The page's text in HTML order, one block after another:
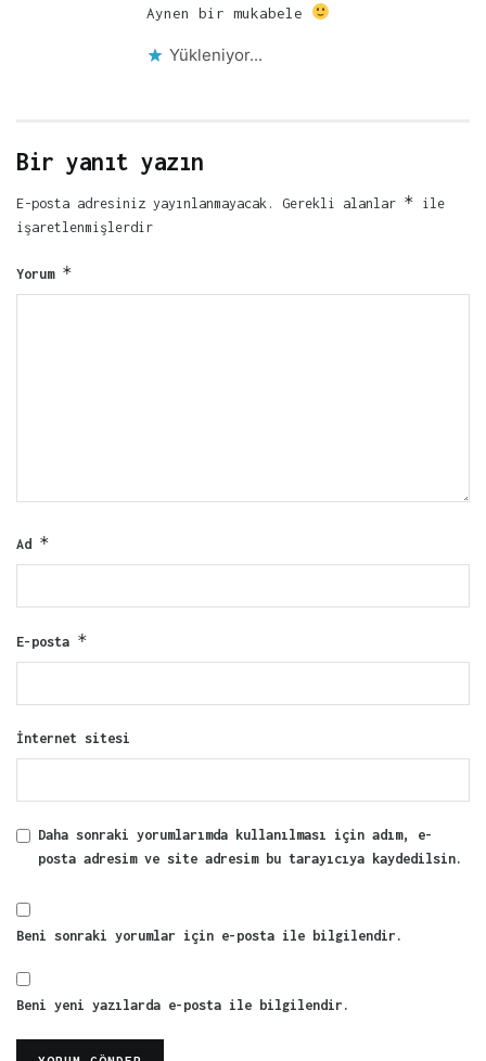
Aynen bir mukabele
Yükleniyor...
Bir yanıt yazın
E-posta adresiniz yayınlanmayacak. Gerekli alanlar * ile
işaretlenmişlerdir
Yorum *
Ad *
E-posta *
İnternet sitesi
Daha sonraki yorumlarımda kullanılması için adım, e-
posta adresim ve site adresim bu tarayıcıya kaydedilsin.
Beni sonraki yorumlar için e-posta ile bilgilendir.
Beni yeni yazılarda e-posta ile bilgilendir.